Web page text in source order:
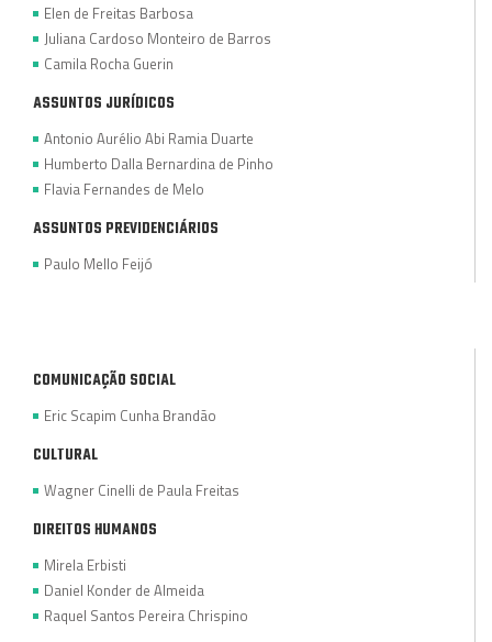
Elen de Freitas Barbosa
Juliana Cardoso Monteiro de Barros
Camila Rocha Guerin
ASSUNTOS JURÍDICOS
Antonio Aurélio Abi Ramia Duarte
Humberto Dalla Bernardina de Pinho
Flavia Fernandes de Melo
ASSUNTOS PREVIDENCIÁRIOS
Paulo Mello Feijó
COMUNICAÇÃO SOCIAL
Eric Scapim Cunha Brandão
CULTURAL
Wagner Cinelli de Paula Freitas
DIREITOS HUMANOS
Mirela Erbisti
Daniel Konder de Almeida
Raquel Santos Pereira Chrispino